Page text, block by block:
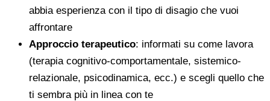
abbia esperienza con il tipo di disagio che vuoi
affrontare
Approccio terapeutico: informati su come lavora
(terapia cognitivo-comportamentale, sistemico-
relazionale, psicodinamica, ecc.) e scegli quello che
ti sembra più in linea con te